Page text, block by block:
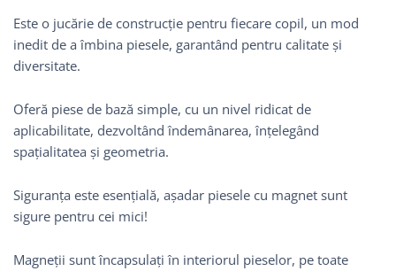
Este o jucărie de construcție pentru fiecare copil, un mod
inedit de a îmbina piesele, garantând pentru calitate și
diversitate.
Oferă piese de bază simple, cu un nivel ridicat de
aplicabilitate, dezvoltând îndemânarea, înțelegând
spațialitatea și geometria.
Siguranța este esențială, așadar piesele cu magnet sunt
sigure pentru cei mici!
Magneții sunt încapsulați în interiorul pieselor, pe toate